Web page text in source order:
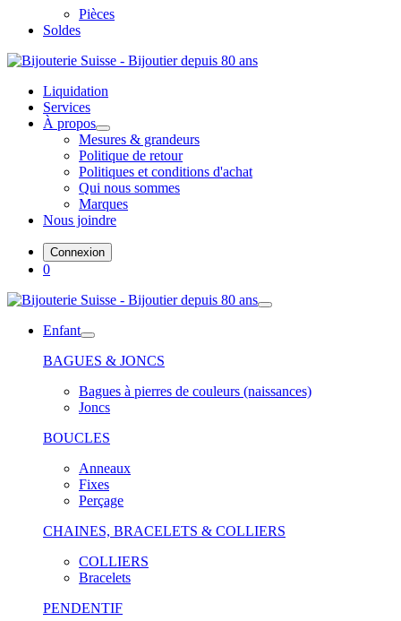
Pièces
Soldes
Liquidation
Services
À propos
Mesures & grandeurs
Politique de retour
Politiques et conditions d'achat
Qui nous sommes
Marques
Nous joindre
Connexion
0
Enfant
BAGUES & JONCS
Bagues à pierres de couleurs (naissances)
Joncs
BOUCLES
Anneaux
Fixes
Perçage
CHAINES, BRACELETS & COLLIERS
COLLIERS
Bracelets
PENDENTIF